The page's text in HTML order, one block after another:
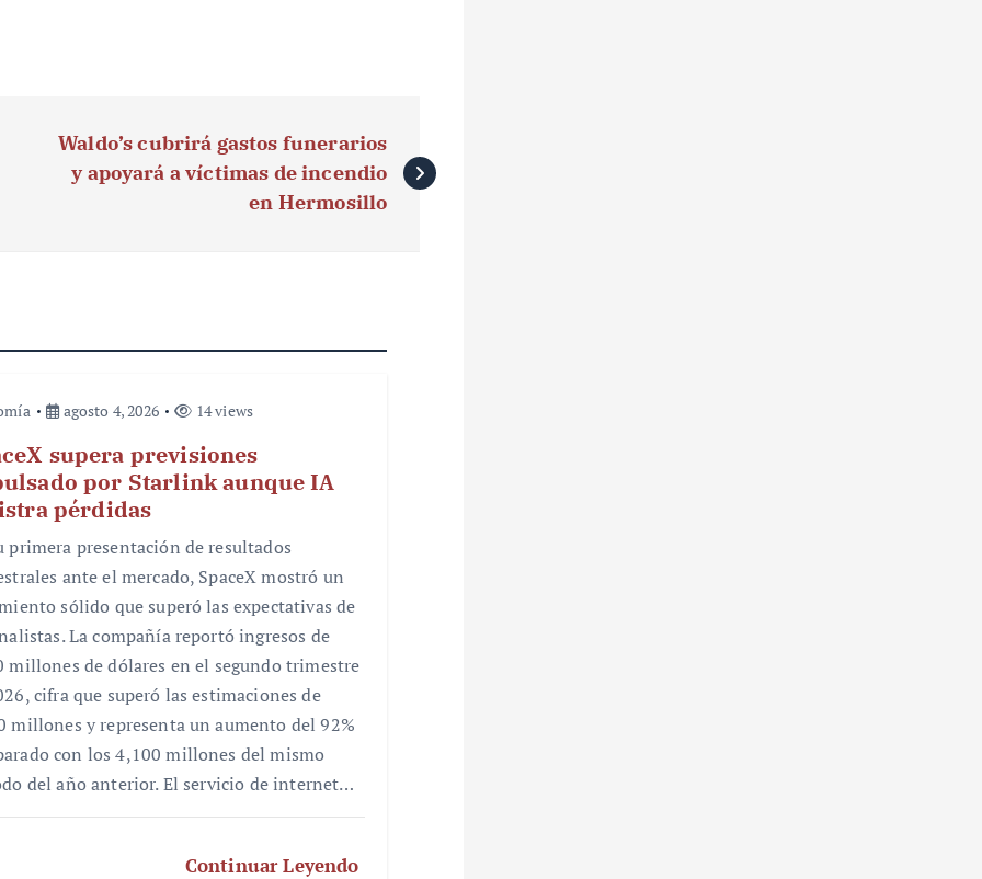
Waldo’s cubrirá gastos funerarios
y apoyará a víctimas de incendio
en Hermosillo
agosto 4, 2026 14 views
supera previsiones
por Starlink aunque IA
pérdidas
primera presentación de resultados
ante el mercado, SpaceX mostró un
sólido que superó las expectativas de
La compañía reportó ingresos de
millones de dólares en el segundo trimestre
cifra que superó las estimaciones de
millones y representa un aumento del 92%
con los 4,100 millones del mismo
del año anterior. El servicio de internet…
Continuar Leyendo